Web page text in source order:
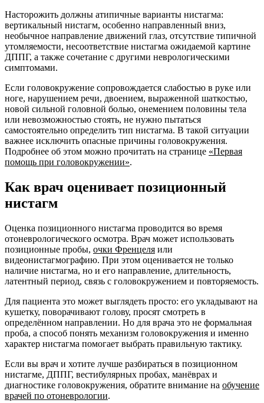
Насторожить должны атипичные варианты нистагма:
вертикальный нистагм, особенно направленный вниз,
необычное направление движений глаз, отсутствие типичной
утомляемости, несоответствие нистагма ожидаемой картине
ДППГ, а также сочетание с другими неврологическими
симптомами.
Если головокружение сопровождается слабостью в руке или
ноге, нарушением речи, двоением, выраженной шаткостью,
новой сильной головной болью, онемением половины тела
или невозможностью стоять, не нужно пытаться
самостоятельно определить тип нистагма. В такой ситуации
важнее исключить опасные причины головокружения.
Подробнее об этом можно прочитать на странице «Первая
помощь при головокружении».
Как врач оценивает позиционный
нистагм
Оценка позиционного нистагма проводится во время
отоневрологического осмотра. Врач может использовать
позиционные пробы, очки Френцеля или
видеонистагмографию. При этом оценивается не только
наличие нистагма, но и его направление, длительность,
латентный период, связь с головокружением и повторяемость.
Для пациента это может выглядеть просто: его укладывают на
кушетку, поворачивают голову, просят смотреть в
определённом направлении. Но для врача это не формальная
проба, а способ понять механизм головокружения и именно
характер нистагма помогает выбрать правильную тактику.
Если вы врач и хотите лучше разбираться в позиционном
нистагме, ДППГ, вестибулярных пробах, манёврах и
диагностике головокружения, обратите внимание на обучение
врачей по отоневрологии.